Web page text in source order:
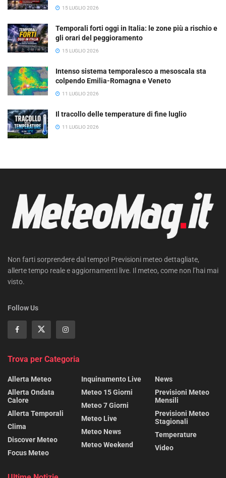
15 LUGLIO 2026
Temporali forti oggi in Italia: le zone più a rischio e
gli orari del peggioramento
15 LUGLIO 2026
Intenso sistema temporalesco a mesoscala sta
colpendo Emilia-Romagna e Veneto
11 LUGLIO 2026
Il tracollo delle temperature di fine luglio
11 LUGLIO 2026
Non farti sorprendere dal tempo! Previsioni meteo dettagliate,
allerte tempo reale e aggiornamenti live. Il meteo, come non l’hai mai
visto.
Follow Us
Trova per Categoria
Allerta Meteo
Allerta Ondata
Calore
Allerta Temporali
Clima
Discover Meteo
Focus Meteo
Inquinamento Live
Meteo 15 Giorni
Meteo 7 Giorni
Meteo Live
Meteo News
Meteo Weekend
News
Previsioni Meteo
Mensili
Previsioni Meteo
Stagionali
Temperature
Video